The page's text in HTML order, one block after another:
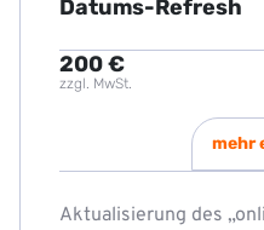
Datums-Refresh
200 €
zzgl. MwSt.
mehr
Aktualisierung des